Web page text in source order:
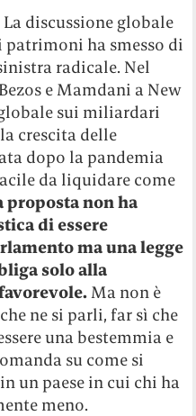
discussione globale
ha smesso di
radicale. Nel
e Mamdani a New
sui miliardari
crescita delle
dopo la pandemia
da liquidare come
proposta non ha
di essere
ma una legge
solo alla
Ma non è
ne si parli, far sì che
una bestemmia e
su come si
un paese in cui chi ha
meno.